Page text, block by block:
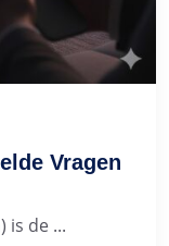
Vragen
is de ...